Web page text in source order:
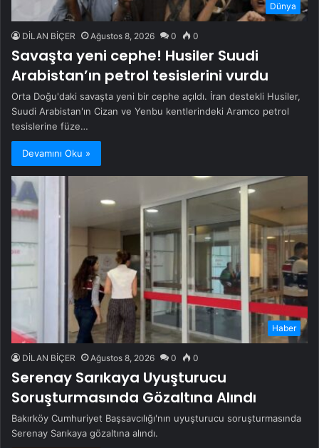
Dünya
DİLAN BİÇER Ağustos 8, 2026 0 0
Savaşta yeni cephe! Husiler Suudi
Arabistan’ın petrol tesislerini vurdu
Orta Doğu'daki savaşta yeni bir cephe açıldı. İran destekli Husiler,
Suudi Arabistan'ın Cizan ve Yenbu kentlerindeki Aramco petrol
tesislerine füze…
Devamını Oku »
Haber
DİLAN BİÇER Ağustos 8, 2026 0 0
Serenay Sarıkaya Uyuşturucu
Soruşturmasında Gözaltına Alındı
Bakırköy Cumhuriyet Başsavcılığı'nın uyuşturucu soruşturmasında
Serenay Sarıkaya gözaltına alındı.